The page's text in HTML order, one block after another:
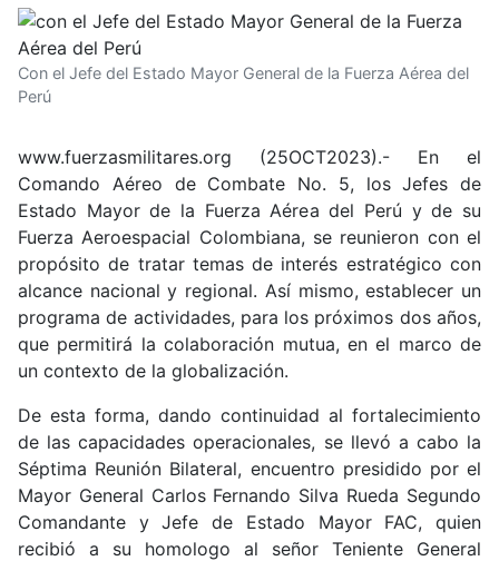
Con el Jefe del Estado Mayor General de la Fuerza Aérea del
Perú
www.fuerzasmilitares.org (25OCT2023).- En el
Comando Aéreo de Combate No. 5, los Jefes de
Estado Mayor de la Fuerza Aérea del Perú y de su
Fuerza Aeroespacial Colombiana, se reunieron con el
propósito de tratar temas de interés estratégico con
alcance nacional y regional. Así mismo, establecer un
programa de actividades, para los próximos dos años,
que permitirá la colaboración mutua, en el marco de
un contexto de la globalización.
De esta forma, dando continuidad al fortalecimiento
de las capacidades operacionales, se llevó a cabo la
Séptima Reunión Bilateral, encuentro presidido por el
Mayor General Carlos Fernando Silva Rueda Segundo
Comandante y Jefe de Estado Mayor FAC, quien
recibió a su homologo al señor Teniente General